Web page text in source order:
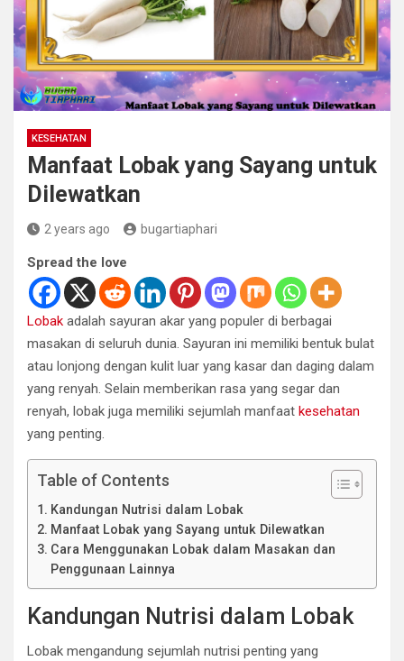
KESEHATAN
Manfaat Lobak yang Sayang untuk
Dilewatkan
2 years ago bugartiaphari
Spread the love
Lobak adalah sayuran akar yang populer di berbagai
masakan di seluruh dunia. Sayuran ini memiliki bentuk bulat
atau lonjong dengan kulit luar yang kasar dan daging dalam
yang renyah. Selain memberikan rasa yang segar dan
renyah, lobak juga memiliki sejumlah manfaat kesehatan
yang penting.
Table of Contents
Kandungan Nutrisi dalam Lobak
Manfaat Lobak yang Sayang untuk Dilewatkan
Cara Menggunakan Lobak dalam Masakan dan
Penggunaan Lainnya
Kandungan Nutrisi dalam Lobak
Lobak mengandung sejumlah nutrisi penting yang